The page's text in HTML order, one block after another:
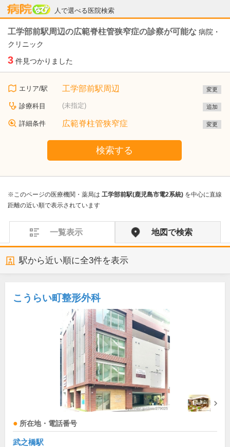
人で選べる医院検索
病院なび
工学部前駅周辺の広範脊柱管狭窄症の診察が可能な 病院・
クリニック
3 件見つかりました
エリア/駅 工学部前駅周辺 変更
診療科目 (未指定) 追加
詳細条件 広範脊柱管狭窄症 変更
検索する
※このページの医療機関・薬局は 工学部前駅(鹿児島市電2系統) を中心に直線
距離の近い順で表示されています
一覧表示 地図で検索
駅から近い順に全3件を表示
こうらい町整形外科
所在地・電話番号
武之橋駅